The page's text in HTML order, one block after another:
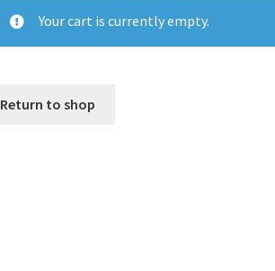
Your cart is currently empty.
Return to shop